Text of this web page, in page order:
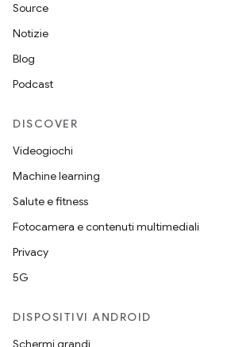
Source
Notizie
Blog
Podcast
DISCOVER
Videogiochi
Machine learning
Salute e fitness
Fotocamera e contenuti multimediali
Privacy
5G
DISPOSITIVI ANDROID
Schermi grandi